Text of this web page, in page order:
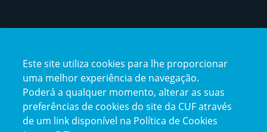
certification2certification3
Este site utiliza cookies para lhe proporcionar
uma melhor experiência de navegação.
Poderá a qualquer momento, alterar as suas
preferências de cookies do site da CUF através
de um link disponível na Política de Cookies